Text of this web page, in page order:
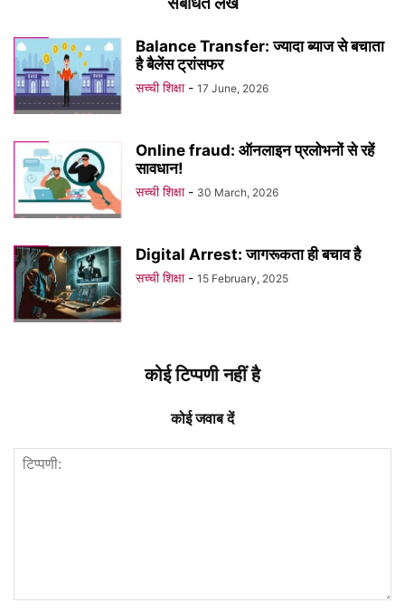
Balance Transfer: ज्यादा ब्याज से बचाता
है बैलेंस ट्रांसफर
सच्ची शिक्षा - 17 June, 2026
Online fraud: ऑनलाइन प्रलोभनों से रहें
सावधान!
सच्ची शिक्षा - 30 March, 2026
Digital Arrest: जागरूकता ही बचाव है
सच्ची शिक्षा - 15 February, 2025
कोई टिप्पणी नहीं है
कोई जवाब दें